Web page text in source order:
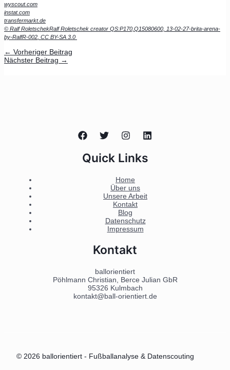
wyscout.com
instat.com
transfermarkt.de
© Ralf RoletschekRalf Roletschek creator QS:P170,Q15080600, 13-02-27-brita-arena-
by-RalfR-002 CC BY-SA 3.0
← Vorheriger Beitrag
Nächster Beitrag →
Quick Links
Home
Über uns
Unsere Arbeit
Kontakt
Blog
Datenschutz
Impressum
Kontakt
ballorientiert
Pöhlmann Christian, Berce Julian GbR
95326 Kulmbach
kontakt@ball-orientiert.de
© 2026 ballorientiert - Fußballanalyse & Datenscouting